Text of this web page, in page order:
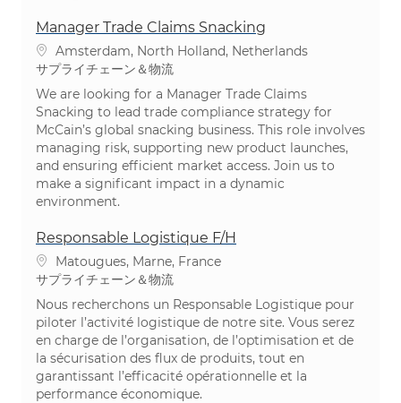
Manager Trade Claims Snacking
場所Amsterdam, North Holland, Netherlands
カテゴリ
サプライチェーン＆物流
We are looking for a Manager Trade Claims
Snacking to lead trade compliance strategy for
McCain’s global snacking business. This role involves
managing risk, supporting new product launches,
and ensuring efficient market access. Join us to
make a significant impact in a dynamic
environment.
Responsable Logistique F/H
場所Matougues, Marne, France
カテゴリ
サプライチェーン＆物流
Nous recherchons un Responsable Logistique pour
piloter l’activité logistique de notre site. Vous serez
en charge de l’organisation, de l’optimisation et de
la sécurisation des flux de produits, tout en
garantissant l’efficacité opérationnelle et la
performance économique.